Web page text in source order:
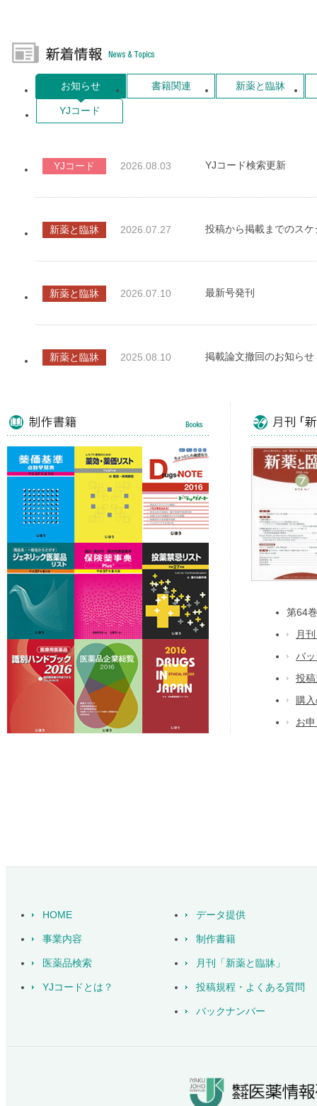
お知らせ 書籍関連 新薬と臨牀
YJコード
YJコード 2026.08.03 YJコード検索更新
新薬と臨牀 2026.07.27 投稿から掲載までのスケ
新薬と臨牀 2026.07.10 最新号発刊
新薬と臨牀 2025.08.10 掲載論文撤回のお知らせ
書籍関連 診療報酬年表・薬事行
2022.09.16 電子処方箋においてＹ
書籍関連 2021.12.09 保険薬事典バックナン
新薬と臨牀 2021.08.30 掲載論文の閲覧が可能
書籍関連 2021.08.03 新刊のご案内
その他
【重要】新型コロナウ
資料室「医薬品告示関
第64
月
バ
投
購
お
HOME
事業内容
医薬品検索
YJコードとは？
データ提供
制作書籍
月刊「新薬と臨牀」
投稿規程・よくある質問
バックナンバー